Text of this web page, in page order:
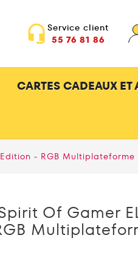
headset_mic Service client
55 76 81 86
CARTES CADEAUX
- RGB Multiplateforme
Of Gamer